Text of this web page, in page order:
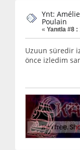
Ynt:
Poulain
« Yanıtla #8 :
Uzuun süredir
önce izledim